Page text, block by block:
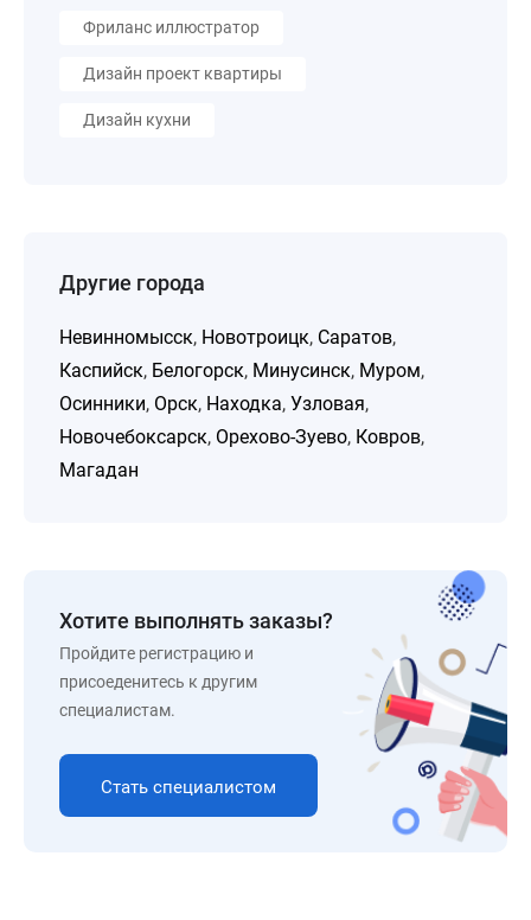
Фриланс иллюстратор
Дизайн проект квартиры
Дизайн кухни
Другие города
Невинномысск, Новотроицк, Саратов,
Каспийск, Белогорск, Минусинск, Муром,
Осинники, Орск, Находка, Узловая,
Новочебоксарск, Орехово-Зуево, Ковров,
Магадан
Хотите выполнять заказы?
Пройдите регистрацию и
присоеденитесь к другим
специалистам.
Стать специалистом